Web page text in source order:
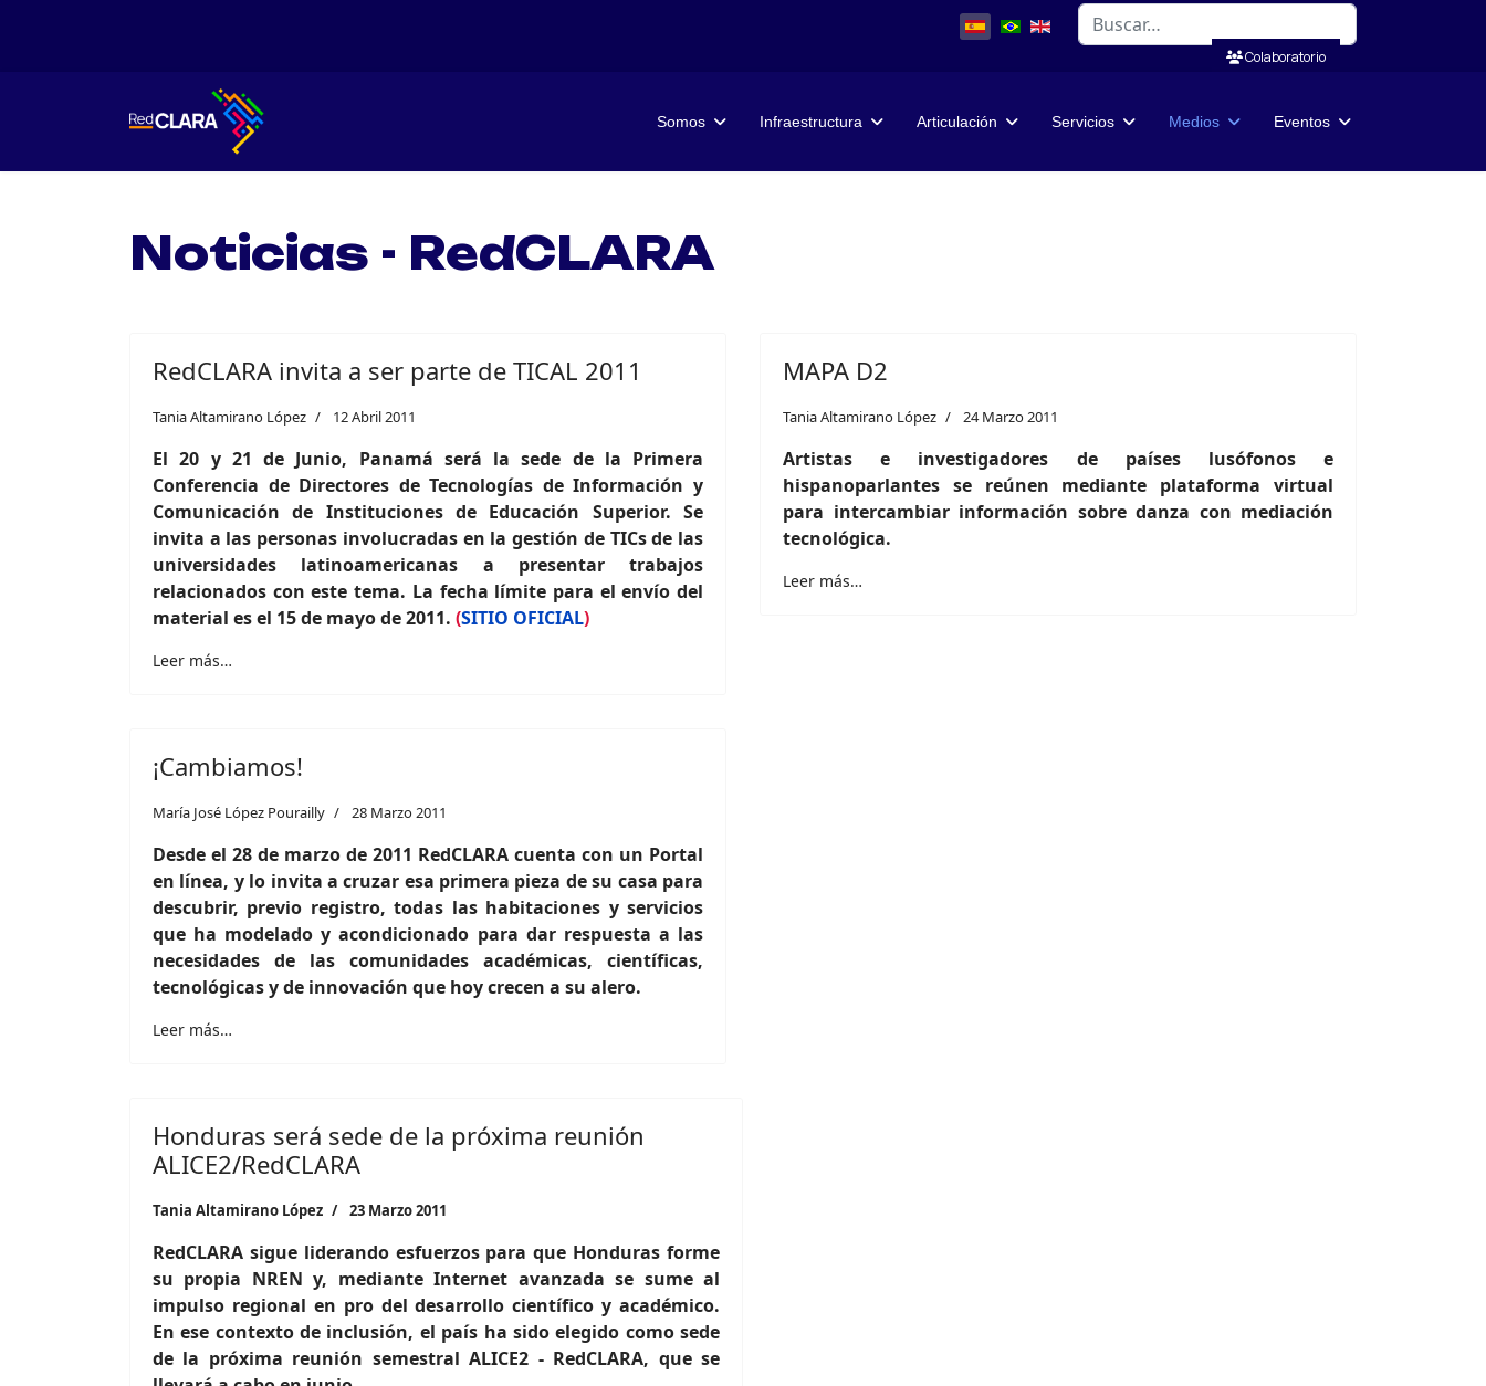
Buscar
Colaboratorio
Somos Infraestructura Articulación Servicios Medios Eventos
Noticias - RedCLARA
RedCLARA invita a ser parte de TICAL 2011
Tania Altamirano López 12 Abril 2011
El 20 y 21 de Junio, Panamá será la sede de la Primera
Conferencia de Directores de Tecnologías de Información y
Comunicación de Instituciones de Educación Superior. Se
invita a las personas involucradas en la gestión de TICs de las
universidades latinoamericanas a presentar trabajos
relacionados con este tema. La fecha límite para el envío del
material es el 15 de mayo de 2011. (SITIO OFICIAL)
Leer más…
MAPA D2
Tania Altamirano López 24 Marzo 2011
Artistas e investigadores de países lusófonos e
hispanoparlantes se reúnen mediante plataforma virtual
para intercambiar información sobre danza con mediación
tecnológica.
Leer más…
¡Cambiamos!
María José López Pourailly 28 Marzo 2011
Desde el 28 de marzo de 2011 RedCLARA cuenta con un Portal
en línea, y lo invita a cruzar esa primera pieza de su casa para
descubrir, previo registro, todas las habitaciones y servicios
que ha modelado y acondicionado para dar respuesta a las
necesidades de las comunidades académicas, científicas,
tecnológicas y de innovación que hoy crecen a su alero.
Leer más…
Honduras será sede de la próxima reunión
ALICE2/RedCLARA
Tania Altamirano López 23 Marzo 2011
RedCLARA sigue liderando esfuerzos para que Honduras forme
su propia NREN y, mediante Internet avanzada se sume al
impulso regional en pro del desarrollo científico y académico.
En ese contexto de inclusión, el país ha sido elegido como sede
de la próxima reunión semestral ALICE2 - RedCLARA, que se